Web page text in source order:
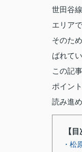
世田谷
エリアで
そのた
ばれてい
この記
ポイン
読み進
【目
・松